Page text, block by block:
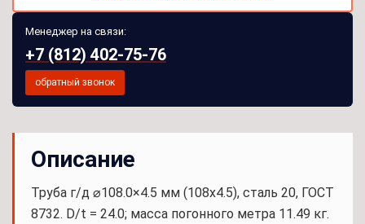
Менеджер на связи:
+7 (812) 402-75-76
обратный звонок
Описание
Труба г/д ⌀108.0×4.5 мм (108x4.5), сталь 20, ГОСТ
8732. D/t = 24.0; масса погонного метра 11.49 кг.